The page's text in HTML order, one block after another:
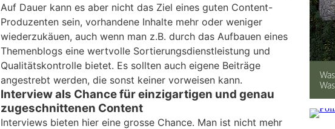
Auf Dauer kann es aber nicht das Ziel eines guten Content-
Produzenten sein, vorhandene Inhalte mehr oder weniger
wiederzukäuen, auch wenn man z.B. durch das Aufbauen eines
Themenblogs eine wertvolle Sortierungsdienstleistung und
Qualitätskontrolle bietet. Es sollten auch eigene Beiträge
angestrebt werden, die sonst keiner vorweisen kann.
Interview als Chance für einzigartigen und genau
zugeschnittenen Content
Interviews bieten hier eine grosse Chance. Man ist nicht mehr